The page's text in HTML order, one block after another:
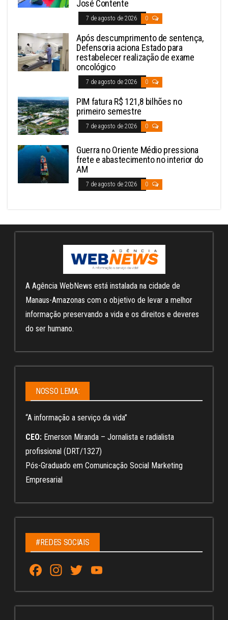
José Contente
7 de agosto de 2026 0
Após descumprimento de sentença,
Defensoria aciona Estado para
restabelecer realização de exame
oncológico
7 de agosto de 2026 0
PIM fatura R$ 121,8 bilhões no
primeiro semestre
7 de agosto de 2026 0
Guerra no Oriente Médio pressiona
frete e abastecimento no interior do
AM
7 de agosto de 2026 0
A Agência WebNews está instalada na cidade de
Manaus-Amazonas com o objetivo de levar a melhor
informação preservando a vida e os direitos e deveres
do ser humano.
NOSSO LEMA:
“A informação a serviço da vida”
CEO: Emerson Miranda – Jornalista e radialista
profissional (DRT/1327)
Pós-Graduado em Comunicação Social Marketing
Empresarial
#REDES SOCIAIS
Fa
ce
bo
In
st
ag
T
wi
tt
u
Tu